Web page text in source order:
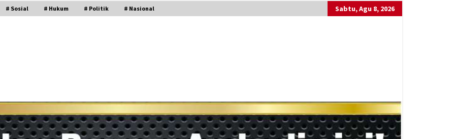
# Sosial # Hukum # Politik # Nasional Sabtu, Agu 8, 2026